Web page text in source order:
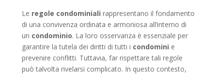
Le regole condominiali rappresentano il fondamento
di una convivenza ordinata e armoniosa all’interno di
un condominio. La loro osservanza è essenziale per
garantire la tutela dei diritti di tutti i condomini e
prevenire conflitti. Tuttavia, far rispettare tali regole
può talvolta rivelarsi complicato. In questo contesto,